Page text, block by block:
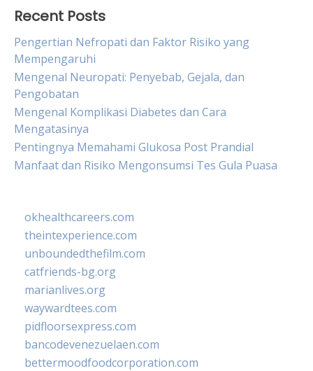
Recent Posts
Pengertian Nefropati dan Faktor Risiko yang
Mempengaruhi
Mengenal Neuropati: Penyebab, Gejala, dan
Pengobatan
Mengenal Komplikasi Diabetes dan Cara
Mengatasinya
Pentingnya Memahami Glukosa Post Prandial
Manfaat dan Risiko Mengonsumsi Tes Gula Puasa
okhealthcareers.com
theintexperience.com
unboundedthefilm.com
catfriends-bg.org
marianlives.org
waywardtees.com
pidfloorsexpress.com
bancodevenezuelaen.com
bettermoodfoodcorporation.com